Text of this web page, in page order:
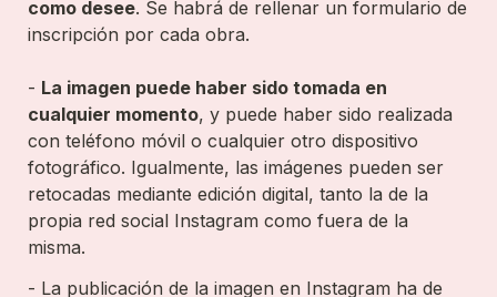
como desee. Se habrá de rellenar un formulario de
inscripción por cada obra.
- La imagen puede haber sido tomada en
cualquier momento, y puede haber sido realizada
con teléfono móvil o cualquier otro dispositivo
fotográfico. Igualmente, las imágenes pueden ser
retocadas mediante edición digital, tanto la de la
propia red social Instagram como fuera de la
misma.
- La publicación de la imagen en Instagram ha de